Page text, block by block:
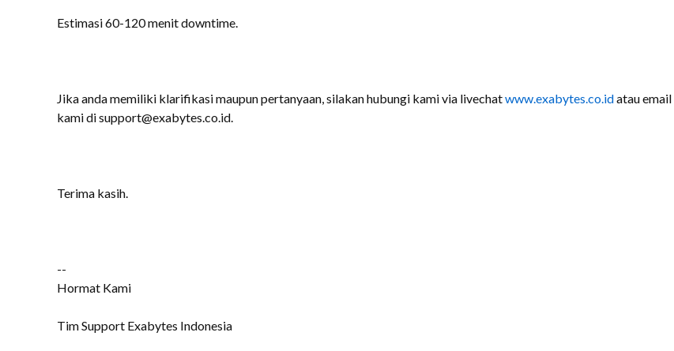
Estimasi 60-120 menit downtime.
Jika anda memiliki klarifikasi maupun pertanyaan, silakan hubungi kami via livechatwww.exabytes.co.idatau email
kami di support@exabytes.co.id.
Terima kasih.
--
Hormat Kami
Tim Support Exabytes Indonesia